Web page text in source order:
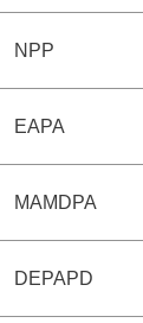
NPP
EAPA
MAMDPA
DEPAPD